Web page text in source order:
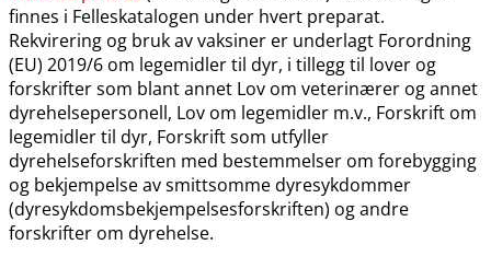
finnes i Felleskatalogen under hvert preparat.
Rekvirering og bruk av vaksiner er underlagt Forordning
(EU) 2019/6 om legemidler til dyr, i tillegg til lover og
forskrifter som blant annet Lov om veterinærer og annet
dyrehelsepersonell, Lov om legemidler m.v., Forskrift om
legemidler til dyr, Forskrift som utfyller
dyrehelseforskriften med bestemmelser om forebygging
og bekjempelse av smittsomme dyresykdommer
(dyresykdomsbekjempelsesforskriften) og andre
forskrifter om dyrehelse.